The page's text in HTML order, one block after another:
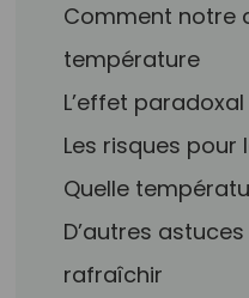
Comment notre
température
L’effet
Les risques pour
Quelle
D’autres
rafraîchir